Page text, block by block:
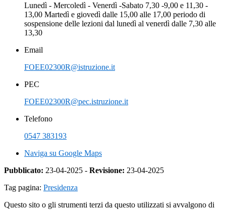
Lunedì - Mercoledì - Venerdì -Sabato 7,30 -9,00 e 11,30 -
13,00 Martedì e giovedì dalle 15,00 alle 17,00 periodo di
sospensione delle lezioni dal lunedì al venerdì dalle 7,30 alle
13,30
Email
FOEE02300R@istruzione.it
PEC
FOEE02300R@pec.istruzione.it
Telefono
0547 383193
Naviga su Google Maps
Pubblicato: 23-04-2025 - Revisione: 23-04-2025
Tag pagina: Presidenza
Questo sito o gli strumenti terzi da questo utilizzati si avvalgono di